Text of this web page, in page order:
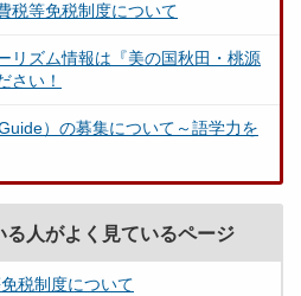
税等免税制度について
リズム情報は『美の国秋田・桃源
さい！
）の募集について～語学力を
る人がよく見ているページ
税制度について